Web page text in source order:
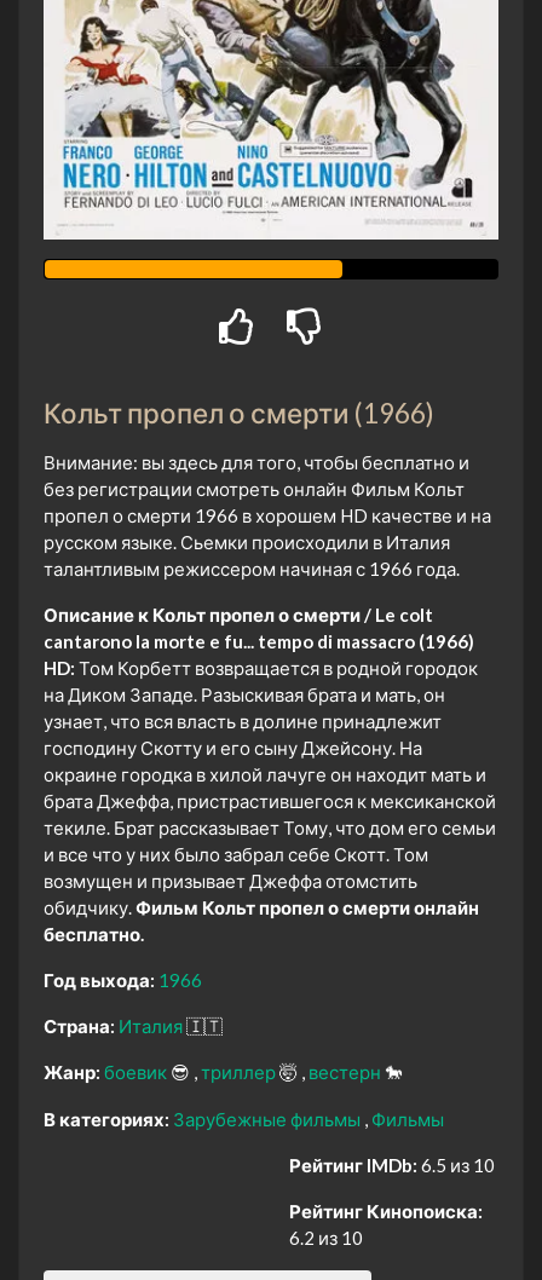
Кольт пропел о смерти (1966)
Внимание: вы здесь для того, чтобы бесплатно и
без регистрации смотреть онлайн Фильм Кольт
пропел о смерти 1966 в хорошем HD качестве и на
русском языке. Сьемки происходили в Италия
талантливым режиссером начиная с 1966 года.
Описание к Кольт пропел о смерти / Le colt
cantarono la morte e fu... tempo di massacro (1966)
HD: Том Корбетт возвращается в родной городок
на Диком Западе. Разыскивая брата и мать, он
узнает, что вся власть в долине принадлежит
господину Скотту и его сыну Джейсону. На
окраине городка в хилой лачуге он находит мать и
брата Джеффа, пристрастившегося к мексиканской
текиле. Брат рассказывает Тому, что дом его семьи
и все что у них было забрал себе Скотт. Том
возмущен и призывает Джеффа отомстить
обидчику.Фильм Кольт пропел о смерти онлайн
бесплатно.
Год выхода: 1966
Страна: Италия🇮🇹
Жанр: боевик 😎 триллер🤯 вестерн 🐎
В категориях: Зарубежные фильмы Фильмы
Рейтинг IMDb: 6.5 из 10
Рейтинг Кинопоиска:
6.2 из 10